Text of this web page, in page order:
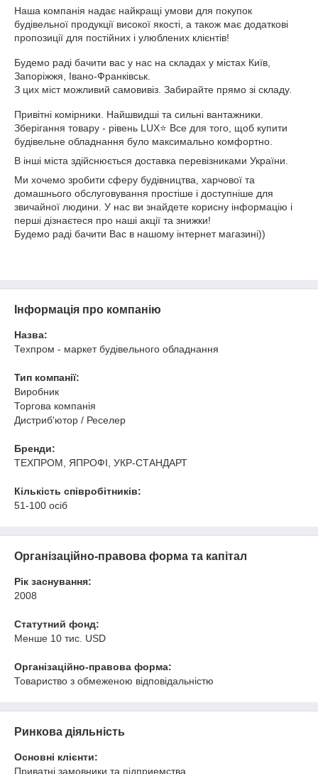
Наша компанія надає найкращі умови для покупок
будівельної продукції високої якості, а також має додаткові
пропозиції для постійних і улюблених клієнтів!
Будемо раді бачити вас у нас на складах у містах Київ,
Запоріжжя, Івано-Франківськ.
З цих міст можливий самовивіз. Забирайте прямо зі складу.
Привітні комірники. Найшвидші та сильні вантажники.
Зберігання товару - рівень LUX⭐ Все для того, щоб купити
будівельне обладнання було максимально комфортно.
В інші міста здійснюється доставка перевізниками України.
Ми хочемо зробити сферу будівництва, харчової та
домашнього обслуговування простіше і доступніше для
звичайної людини. У нас ви знайдете корисну інформацію і
перші дізнаєтеся про наші акції та знижки!
Будемо раді бачити Вас в нашому інтернет магазині))
Інформація про компанію
Назва:
Техпром - маркет будівельного обладнання
Тип компанії:
Виробник
Торгова компанія
Дистриб'ютор / Реселер
Бренди:
ТЕХПРОМ, ЯПРОФІ, УКР-СТАНДАРТ
Кількість співробітників:
51-100 осіб
Організаційно-правова форма та капітал
Рік заснування:
2008
Статутний фонд:
Менше 10 тис. USD
Організаційно-правова форма:
Товариство з обмеженою відповідальністю
Ринкова діяльність
Основні клієнти:
Приватні замовники та підприемства